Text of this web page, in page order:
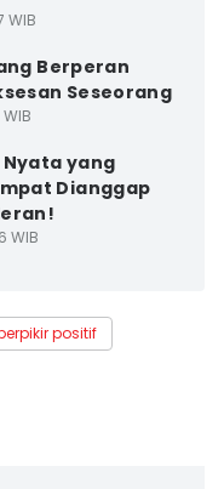
WIB
Berperan
Seseorang
WIB
Nyata yang
Dianggap
WIB
positif